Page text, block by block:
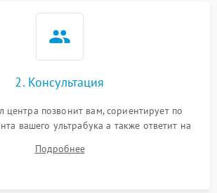
2. Консультация
центра позвонит вам, сориентирует по
вашего ультрабука а также ответит на
Подробнее